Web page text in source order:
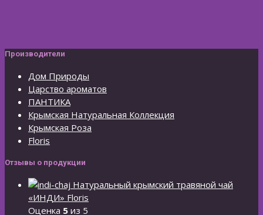
Производители
Дом Природы
Царство ароматов
ПАНТИКА
Крымская Натуральная Коллекция
Крымская Роза
Floris
Отзывы о продукции
Натуральный крымский травяной чай
«ИНДИ» Floris
Оценка 5 из 5